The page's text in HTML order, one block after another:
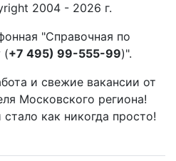
2004 - 2026 г.
"Справочная по
(+7 495) 99-555-99)".
и свежие вакансии от
Московского региона!
как никогда просто!